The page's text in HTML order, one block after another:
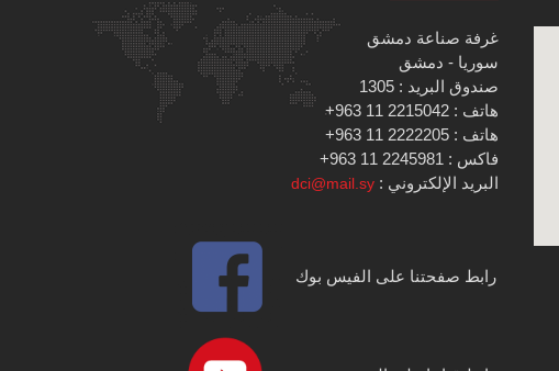
غرفة صناعة دمشق
سوريا - دمشق
صندوق البريد : 1305
هاتف : 2215042 11 963+
هاتف : 2222205 11 963+
فاكس : 2245981 11 963+
البريد الإلكتروني : dci@mail.sy
رابط صفحتنا على الفيس بوك